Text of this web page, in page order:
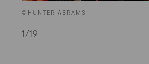
©HUNTER ABRAMS
1/19